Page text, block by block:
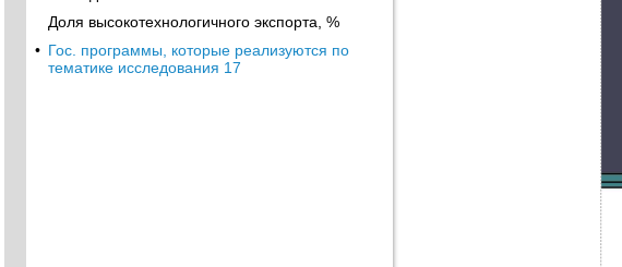
Доля высокотехнологичного экспорта, %
• Гос. программы, которые реализуются по
тематике исследования 17